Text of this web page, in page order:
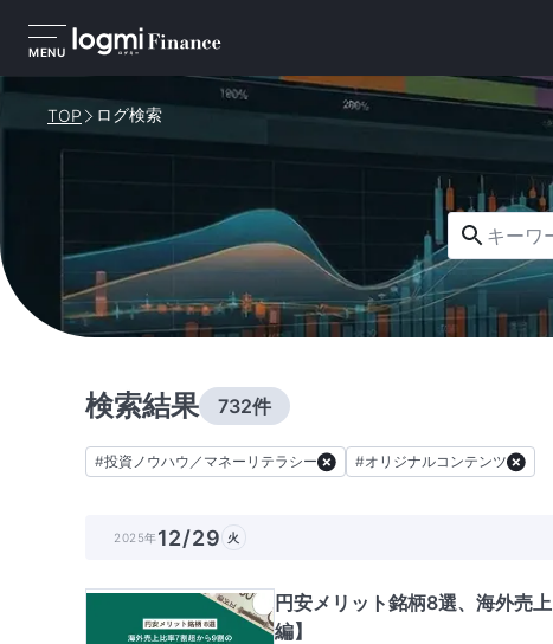
MENU
TOP ログ検索
キーワード
検索結果 732件
#投資ノウハウ／マネーリテラシー #オリジナルコンテンツ
2025年12/29 火
円安メリット銘柄8選、海外売
編】